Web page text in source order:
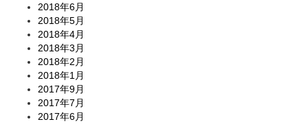
2018年6月
2018年5月
2018年4月
2018年3月
2018年2月
2018年1月
2017年9月
2017年7月
2017年6月